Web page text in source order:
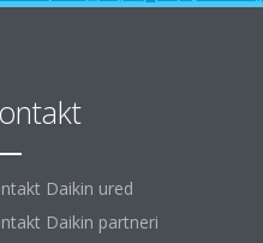
Daikin ured
Daikin partneri